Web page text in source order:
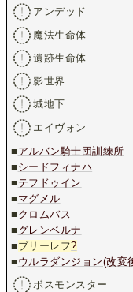
アンデッド
魔法生命体
遺跡生命体
影世界
城地下
エイヴォン
■ アルバン騎士団訓練所
■ シードフィナハ
■ テフドゥイン
■ マグメル
■ クロムバス
■ グレンベルナ
■ ブリーレフ?
■ ウルラダンジョン(改変
ボスモンスター